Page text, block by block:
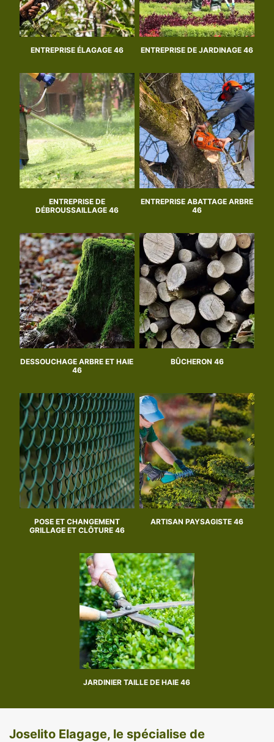
ENTREPRISE ÉLAGAGE 46 ENTREPRISE DE JARDINAGE 46
ENTREPRISE DE
DÉBROUSSAILLAGE 46
ENTREPRISE ABATTAGE ARBRE
46
DESSOUCHAGE ARBRE ET HAIE
46
BÛCHERON 46
POSE ET CHANGEMENT
GRILLAGE ET CLÔTURE 46
ARTISAN PAYSAGISTE 46
JARDINIER TAILLE DE HAIE 46
Joselito Elagage, le spécialise de